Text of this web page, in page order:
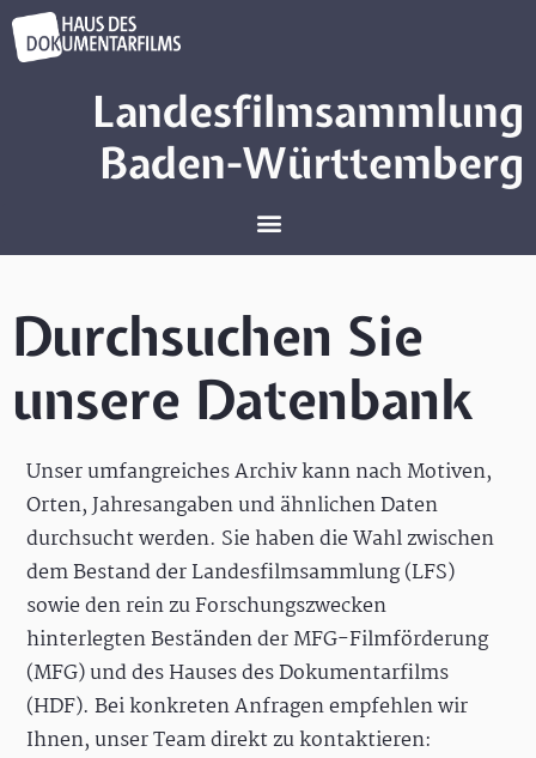
Landesfilmsammlung
Baden-Württemberg
Durchsuchen Sie
unsere Datenbank
Unser umfangreiches Archiv kann nach Motiven,
Orten, Jahresangaben und ähnlichen Daten
durchsucht werden. Sie haben die Wahl zwischen
dem Bestand der Landesfilmsammlung (LFS)
sowie den rein zu Forschungszwecken
hinterlegten Beständen der MFG-Filmförderung
(MFG) und des Hauses des Dokumentarfilms
(HDF). Bei konkreten Anfragen empfehlen wir
Ihnen, unser Team direkt zu kontaktieren: